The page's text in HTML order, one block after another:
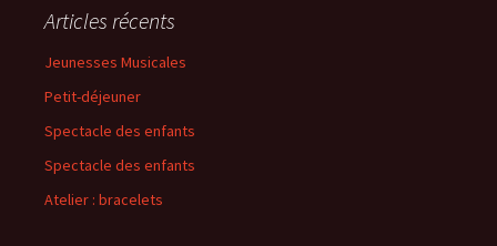
r
c
e
r
:
Articles récents
Jeunesses Musicales
Petit-déjeuner
Spectacle des enfants
Spectacle des enfants
Atelier : bracelets